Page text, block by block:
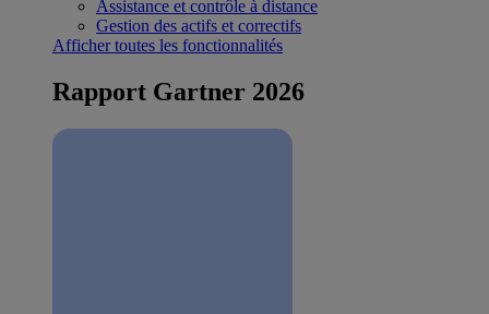
Assistance et contrôle à distance
Gestion des actifs et correctifs
Afficher toutes les fonctionnalités
Rapport Gartner 2026